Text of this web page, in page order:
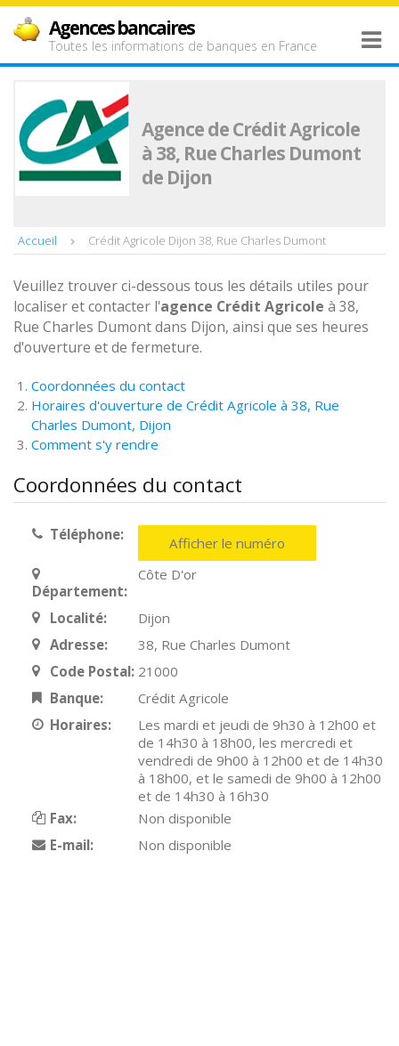
Agences bancaires
Toutes les informations de banques en France
Agence de Crédit Agricole
à 38, Rue Charles Dumont
de Dijon
Accueil Crédit Agricole Dijon 38, Rue Charles Dumont
Veuillez trouver ci-dessous tous les détails utiles pour
localiser et contacter l'agence Crédit Agricole à 38,
Rue Charles Dumont dans Dijon, ainsi que ses heures
d'ouverture et de fermeture.
Coordonnées du contact
Horaires d'ouverture de Crédit Agricole à 38, Rue
Charles Dumont, Dijon
Comment s'y rendre
Coordonnées du contact
Téléphone: Afficher le numéro
Département:
Côte D'or
Localité:
Dijon
Adresse:
38, Rue Charles Dumont
Code Postal: 21000
Banque:
Crédit Agricole
Horaires:
Les mardi et jeudi de 9h30 à 12h00 et
de 14h30 à 18h00, les mercredi et
vendredi de 9h00 à 12h00 et de 14h30
à 18h00, et le samedi de 9h00 à 12h00
et de 14h30 à 16h30
Fax:
Non disponible
E-mail:
Non disponible